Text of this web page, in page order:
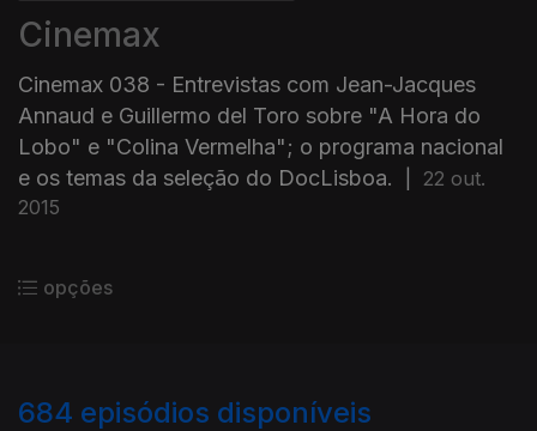
Cinemax
Cinemax 038 - Entrevistas com Jean-Jacques
Annaud e Guillermo del Toro sobre "A Hora do
Lobo" e "Colina Vermelha"; o programa nacional
e os temas da seleção do DocLisboa.
22 out.
2015
opções
684 episódios disponíveis